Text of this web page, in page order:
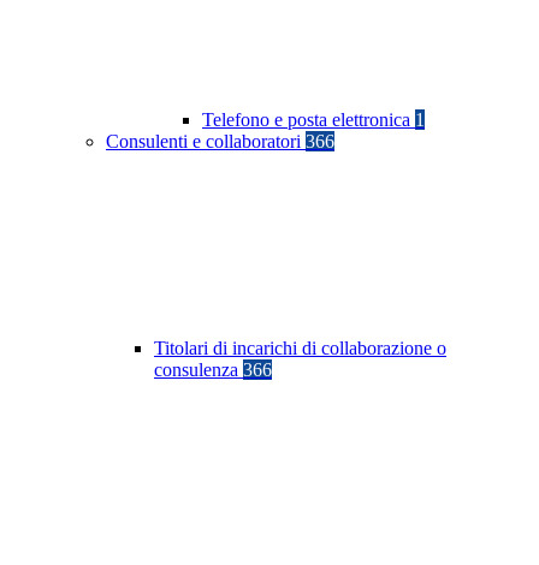
Telefono e posta elettronica 1
Consulenti e collaboratori 366
Titolari di incarichi di collaborazione o
consulenza 366